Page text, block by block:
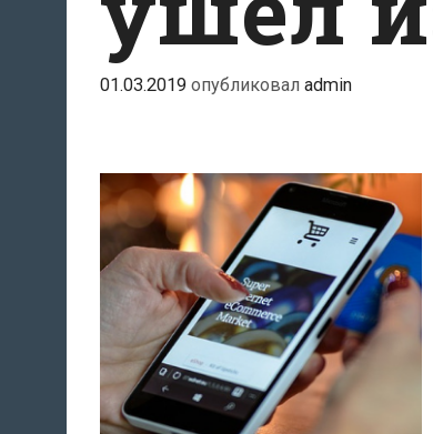
01.03.2019 опубликовал admin